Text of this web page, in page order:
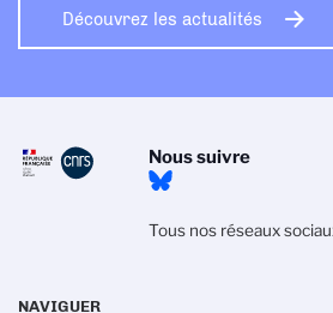
Découvrez les actualités
Nous suivre
Tous nos réseaux
NAVIGUER